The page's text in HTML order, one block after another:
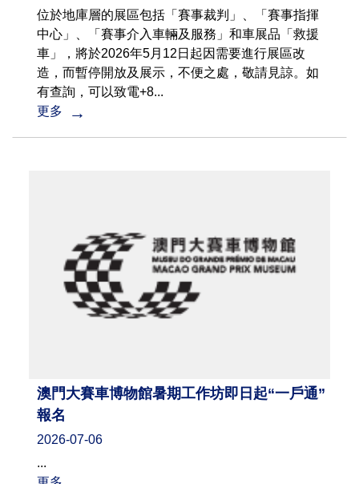
位於地庫層的展區包括「賽事裁判」、「賽事指揮
中心」、「賽事介入車輛及服務」和車展品「救援
車」，將於2026年5月12日起因需要進行展區改
造，而暫停開放及展示，不便之處，敬請見諒。如
有查詢，可以致電+8...
更多
澳門大賽車博物館暑期工作坊即日起“一戶通”
報名
2026-07-06
...